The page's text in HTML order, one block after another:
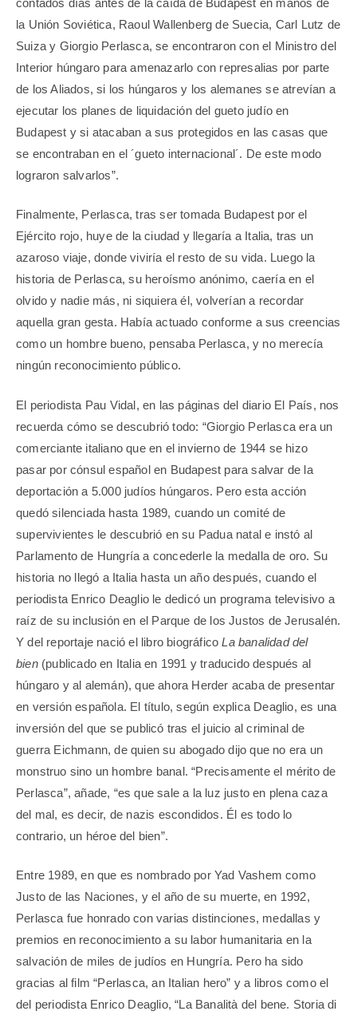
la Unión Soviética, Raoul Wallenberg de Suecia, Carl Lutz de
Suiza y Giorgio Perlasca, se encontraron con el Ministro del
Interior húngaro para amenazarlo con represalias por parte
de los Aliados, si los húngaros y los alemanes se atrevían a
ejecutar los planes de liquidación del gueto judío en
Budapest y si atacaban a sus protegidos en las casas que
se encontraban en el ´gueto internacional´. De este modo
lograron salvarlos”.
Finalmente, Perlasca, tras ser tomada Budapest por el
Ejército rojo, huye de la ciudad y llegaría a Italia, tras un
azaroso viaje, donde viviría el resto de su vida. Luego la
historia de Perlasca, su heroísmo anónimo, caería en el
olvido y nadie más, ni siquiera él, volverían a recordar
aquella gran gesta. Había actuado conforme a sus creencias
como un hombre bueno, pensaba Perlasca, y no merecía
ningún reconocimiento público.
El periodista Pau Vidal, en las páginas del diario El País, nos
recuerda cómo se descubrió todo: “Giorgio Perlasca era un
comerciante italiano que en el invierno de 1944 se hizo
pasar por cónsul español en Budapest para salvar de la
deportación a 5.000 judíos húngaros. Pero esta acción
quedó silenciada hasta 1989, cuando un comité de
supervivientes le descubrió en su Padua natal e instó al
Parlamento de Hungría a concederle la medalla de oro. Su
historia no llegó a Italia hasta un año después, cuando el
periodista Enrico Deaglio le dedicó un programa televisivo a
raíz de su inclusión en el Parque de los Justos de Jerusalén.
Y del reportaje nació el libro biográficoLa banalidad del
bien (publicado en Italia en 1991 y traducido después al
húngaro y al alemán), que ahora Herder acaba de presentar
en versión española. El título, según explica Deaglio, es una
inversión del que se publicó tras el juicio al criminal de
guerra Eichmann, de quien su abogado dijo que no era un
monstruo sino un hombre banal. “Precisamente el mérito de
Perlasca”, añade, “es que sale a la luz justo en plena caza
del mal, es decir, de nazis escondidos. Él es todo lo
contrario, un héroe del bien”.
Entre 1989, en que es nombrado por Yad Vashem como
Justo de las Naciones, y el año de su muerte, en 1992,
Perlasca fue honrado con varias distinciones, medallas y
premios en reconocimiento a su labor humanitaria en la
salvación de miles de judíos en Hungría. Pero ha sido
gracias al film “Perlasca, an Italian hero” y a libros como el
del periodista Enrico Deaglio, “La Banalità del bene. Storia di